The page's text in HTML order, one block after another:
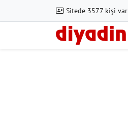
Sitede 3577 kişi var